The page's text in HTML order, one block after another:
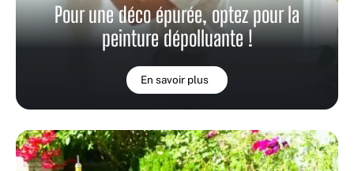
Pour une déco épurée, optez pour la
peinture dépolluante !
En savoir plus